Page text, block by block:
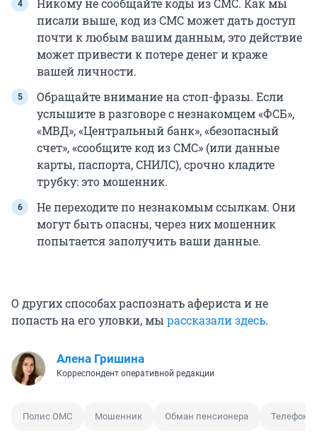
Никому не сообщайте коды из СМС. Как мы
писали выше, код из СМС может дать доступ
почти к любым вашим данным, это действие
может привести к потере денег и краже
вашей личности.
Обращайте внимание на стоп-фразы. Если
услышите в разговоре с незнакомцем «ФСБ»,
«МВД», «Центральный банк», «безопасный
счет», «сообщите код из СМС» (или данные
карты, паспорта, СНИЛС), срочно кладите
трубку: это мошенник.
Не переходите по незнакомым ссылкам. Они
могут быть опасны, через них мошенник
попытается заполучить ваши данные.
О других способах распознать афериста и не
попасть на его уловки, мы рассказали здесь.
Алена Гришина
Корреспондент оперативной редакции
Полис ОМС Мошенник Обман пенсионера